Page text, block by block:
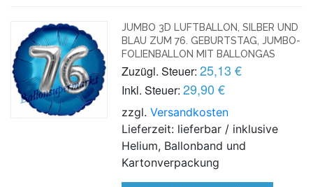
JUMBO 3D LUFTBALLON, SILBER UND
BLAU ZUM 76. GEBURTSTAG, JUMBO-
FOLIENBALLON MIT BALLONGAS
Zuzügl. Steuer: 25,13 €
Inkl. Steuer: 29,90 €
zzgl.Versandkosten
Lieferzeit: lieferbar / inklusive
Helium, Ballonband und
Kartonverpackung